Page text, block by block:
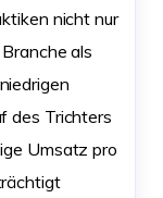
nicht nur
als
des Trichters
Umsatz pro